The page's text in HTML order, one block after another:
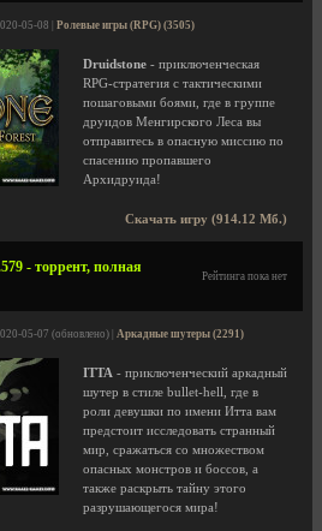
05-08 | Ролевые игры (RPG) (3505)
Druidstone - приключенческая
RPG-стратегия с тактическими
пошаговыми боями, где в группе
друидов Менгирского Леса вы
отправитесь в опасную миссию по
спасению пропавшего
Архидруида!
Скачать игру (914.12 Мб.)
- торрент, полная
Рейтинга пока нет
05-07 (обновлено) | Аркадные шутеры (2291)
ITTA - приключенческий аркадный
шутер в стиле bullet-hell, где в
роли девушки по имени Итта вам
предстоит исследовать странный
мир, сражаться со множеством
опасных монстров и боссов, а
также раскрыть тайну этого
разрушающегося мира!